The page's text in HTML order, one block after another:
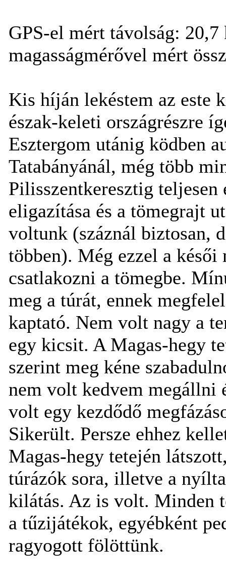
GPS-el mért távolság:
magasságmérővel mért
Kis híján lekéstem az este
észak-keleti országrészre
Esztergom utánig ködben
Tatabányánál, még több
Pilisszentkeresztig
eligazítása és a tömegrajt
voltunk (száznál biztosan,
többen). Még ezzel a késői
csatlakozni a tömegbe.
meg a túrát, ennek
kaptató. Nem volt nagy a
egy kicsit. A Magas-hegy
szerint meg kéne
nem volt kedvem megállni
volt egy kezdődő
Sikerült. Persze ehhez
Magas-hegy tetején
túrázók sora, illetve a
kilátás. Az is volt. Minden
a tűzijátékok, egyébként
ragyogott fölöttünk.